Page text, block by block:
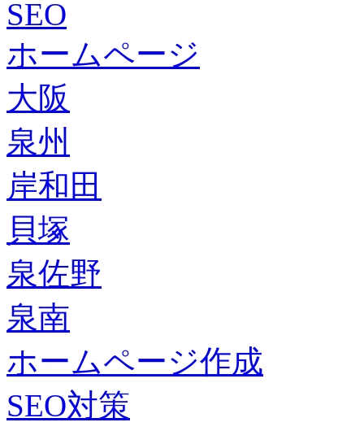
SEO
ホームページ
大阪
泉州
岸和田
貝塚
泉佐野
泉南
ホームページ作成
SEO対策